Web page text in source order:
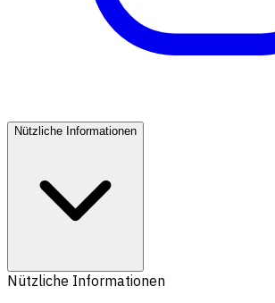
Nützliche Informationen
Nützliche Informationen